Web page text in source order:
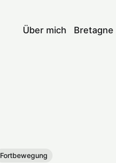
Über mich Bretagne
Fortbewegung